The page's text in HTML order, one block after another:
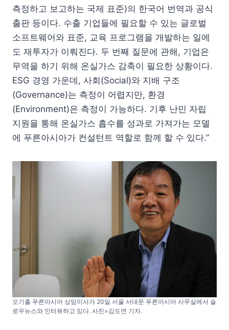
측정하고 보고하는 국제 표준)의 한국어 번역과 공식
출판 등이다. 수출 기업들에 필요할 수 있는 글로벌
소프트웨어와 표준, 교육 프로그램을 개발하는 일에
도 재투자가 이뤄진다. 두 번째 질문에 관해, 기업은
무역을 하기 위해 온실가스 감축이 필요한 상황이다.
ESG 경영 가운데, 사회(Social)와 지배 구조
(Governance)는 측정이 어렵지만, 환경
(Environment)은 측정이 가능하다. 기후 난민 자립
지원을 통해 온실가스 흡수를 성과로 가져가는 모델
에 푸른아시아가 컨설턴트 역할로 함께 할 수 있다.”
오기출 푸른아시아 상임이사가 20일 서울 서대문 푸른아시아 사무실에서 슬
로우뉴스와 인터뷰하고 있다. 사진=김도연 기자.